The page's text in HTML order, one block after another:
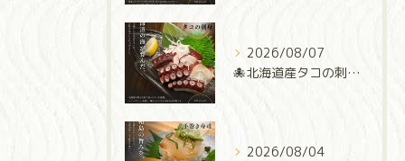
2026/08/07
🐙北海道産タコの刺身🐙
2026/08/04